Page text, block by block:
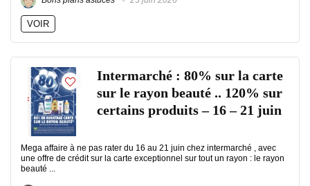
VOIR
Intermarché : 80% sur la carte
sur le rayon beauté .. 120% sur
certains produits – 16 – 21 juin
Mega affaire à ne pas rater du 16 au 21 juin chez intermarché , avec
une offre de crédit sur la carte exceptionnel sur tout un rayon : le rayon
beauté ...